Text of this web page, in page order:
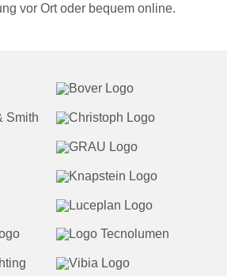
vor Ort oder bequem online.